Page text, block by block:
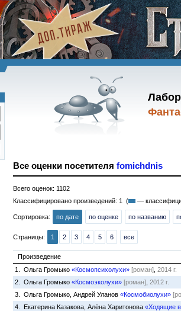
Все оценки посетителя fomichdnis
Всего оценок: 1102
Классифицировано произведений: 1 (
—
Сортировка: по дате по оценке по названию
Страницы: 1 2 3 4 5 6 все
Произведение
1. Ольга Громыко «Космопсихолухи» [роман] 2014 г.
2. Ольга Громыко «Космоэколухи» [роман] 2012 г.
3. Ольга Громыко, Андрей Уланов «Космобиолухи»
4. Екатерина Казакова, Алёна Харитонова «Ходящие